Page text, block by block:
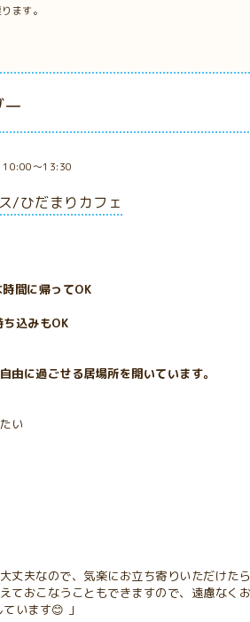
ます。
～13:30
/ひだまりカフェ
間に帰ってOK
込みもOK
由に過ごせる居場所を開いています。
い
丈夫なので、気楽にお立ち寄りいただけたら
ておこなうこともできますので、遠慮なく
います😊 」